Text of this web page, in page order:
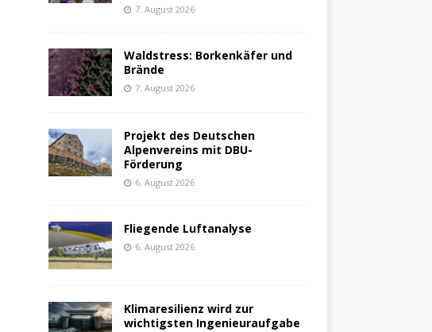
7. August 2026
Waldstress: Borkenkäfer und
Brände
7. August 2026
Projekt des Deutschen
Alpenvereins mit DBU-
Förderung
6. August 2026
Fliegende Luftanalyse
6. August 2026
Klimaresilienz wird zur
wichtigsten Ingenieuraufgabe